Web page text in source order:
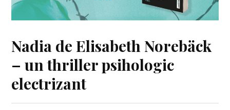
Nadia de Elisabeth Norebäck
– un thriller psihologic
electrizant